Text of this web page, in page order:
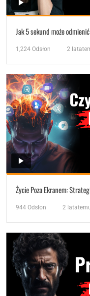
Jak 5 sekund może
1,224 Odsłon 2
Życie Poza Ekranem:
944 Odsłon 2